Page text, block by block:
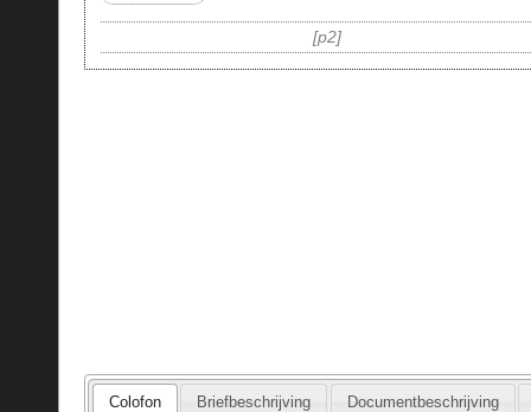
p2
Colofon Briefbeschrijving Documentbeschrijving